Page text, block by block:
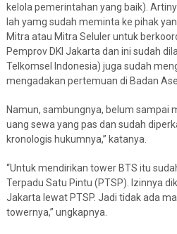
kelola pemerintahan yang baik).
lah yamg sudah meminta ke pihak
Mitra atau Mitra Seluler untuk
Pemprov DKI Jakarta dan ini sudah
Telkomsel Indonesia) juga sudah
mengadakan pertemuan di Badan
Namun, sambungnya, belum sampai
uang sewa yang pas dan sudah
kronologis hukumnya,” katanya.
“Untuk mendirikan tower BTS itu
Terpadu Satu Pintu (PTSP). Izinnya
Jakarta lewat PTSP. Jadi tidak ada
towernya,” ungkapnya.